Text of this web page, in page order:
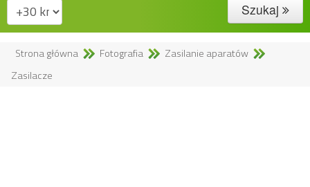
Szukaj
Strona główna Fotografia
Zasilanie aparatów
Zasilacze